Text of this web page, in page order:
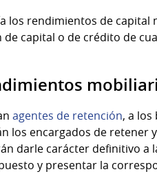
los rendimientos de capital
capital o de crédito de
agentes de retención, a los
los encargados de retener
darle carácter definitivo a
y presentar la